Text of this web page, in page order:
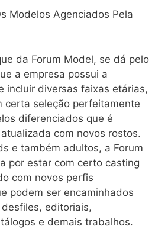
Modelos Agenciados Pela
da Forum Model, se dá pelo
a empresa possui a
incluir diversas faixas etárias,
certa seleção perfeitamente
diferenciados que é
com novos rostos.
e também adultos, a Forum
por estar com certo casting
com novos perfis
podem ser encaminhados
editoriais,
e demais trabalhos.